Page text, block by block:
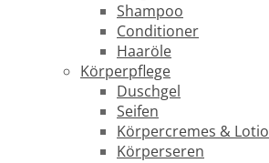
Shampoo
Conditioner
Haaröle
Körperpflege
Duschgel
Seifen
Körpercremes &
Körperseren